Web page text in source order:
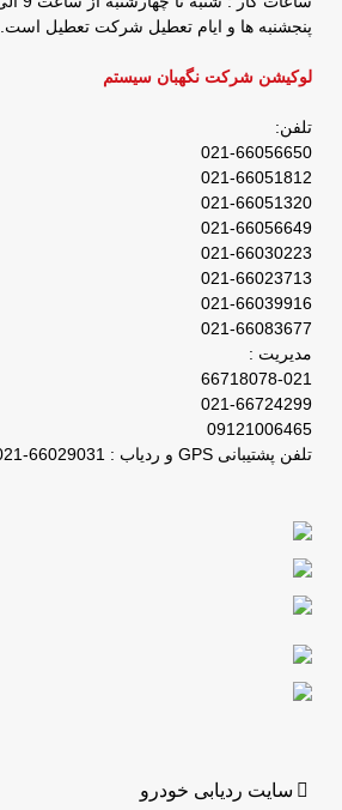
پنجشنبه ها و ایام تعطیل شرکت تعطیل است.
لوکیشن شرکت نگهبان سیستم
تلفن:
021-66056650
021-66051812
021-66051320
021-66056649
021-66030223
021-66023713
021-66039916
021-66083677
مدیریت :
66718078-021
021-66724299
09121006465
تلفن پشتیبانی GPS و ردیاب : 66029031-021
سایت ردیابی خودرو